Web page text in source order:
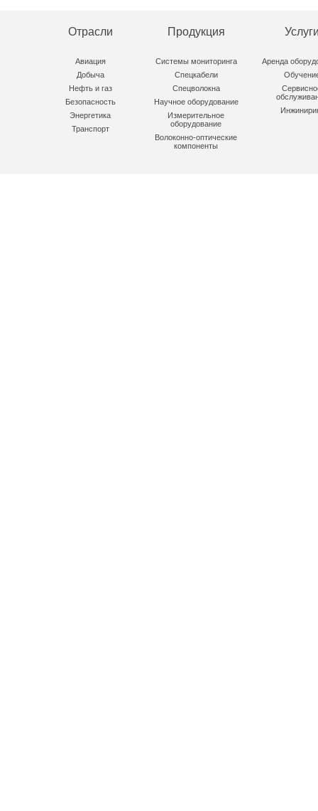
Отрасли
Авиация
Добыча
Нефть и газ
Безопасность
Энергетика
Транспорт
Продукция
Системы мониторинга
Спецкабели
Спецволокна
Научное оборудование
Измерительное
оборудование
Волоконно-оптические
компоненты
Аренда